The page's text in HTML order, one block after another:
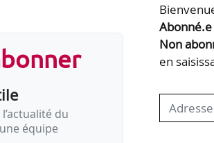
du
équipe
Abonné.e
Non
en